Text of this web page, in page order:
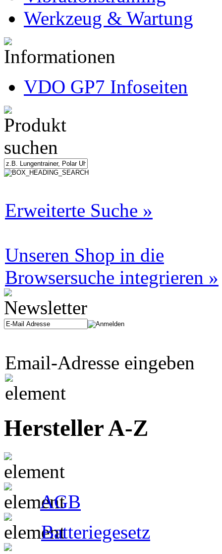
Werkzeug & Wartung
VDO GP7 Infoseiten
Erweiterte Suche »
Unseren Shop in die
Browsersuche integrieren »
Email-Adresse eingeben
Hersteller A-Z
AGB
Batteriegesetz